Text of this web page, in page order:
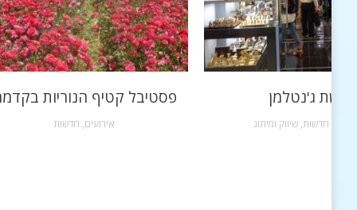
פסטיבל קטיף הנוריות
אירועים, חדשות
רשת ג'נטלמן
חדשות, שיווק ומיתוג